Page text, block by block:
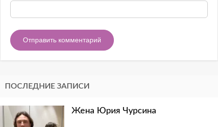
ПОСЛЕДНИЕ ЗАПИСИ
Жена Юрия Чурсина